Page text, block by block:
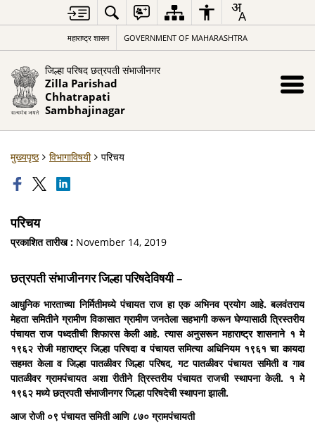
महाराष्ट्र शासन GOVERNMENT OF MAHARASHTRA
जिल्हा परिषद छत्रपती संभाजीनगर
Zilla Parishad
Chhatrapati
Sambhajinagar
मुख्यपृष्ठ विभागाविषयी परिचय
परिचय
प्रकाशित तारीख : November 14, 2019
छत्रपती संभाजीनगर जिल्हा परिषदेविषयी –
आधुनिक भारताच्या निर्मितीमध्ये पंचायत राज हा एक अभिनव प्रयोग आहे. बलवंतराय
मेहता समितीने ग्रामीण विकासात ग्रामीण जनतेला सहभागी करून घेण्यासाठी त्रिस्तरीय
पंचायत राज पध्दतीची शिफारस केली आहे. त्यास अनुसरून महाराष्ट्र शासनाने १ मे
१९६२ रोजी महाराष्ट्र जिल्हा परिषदा व पंचायत समित्या अधिनियम १९६१ चा कायदा
सहमत केला व जिल्हा पातळीवर जिल्हा परिषद, गट पातळीवर पंचायत समिती व गाव
पातळीवर ग्रामपंचायत अशा रीतीने त्रिस्तरीय पंचायत राजची स्थापना केली. १ मे
१९६२ मध्ये छत्रपती संभाजीनगर जिल्हा परिषदेची स्थापना झाली.
आज रोजी ०९ पंचायत समिती आणि ८७० ग्रामपंचायती